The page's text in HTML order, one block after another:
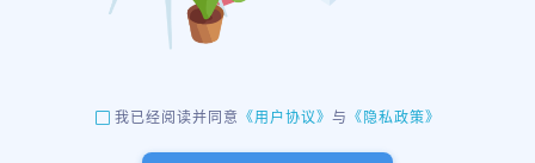
我已经阅读并同意 《用户协议》 与 《隐私政策》